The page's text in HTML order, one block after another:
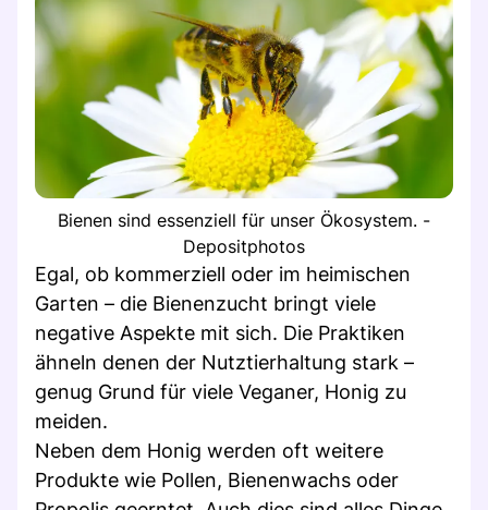
Bienen sind essenziell für unser Ökosystem. -
Depositphotos
Egal, ob kommerziell oder im heimischen
Garten – die Bienenzucht bringt viele
negative Aspekte mit sich. Die Praktiken
ähneln denen der Nutztierhaltung stark –
genug Grund für viele Veganer, Honig zu
meiden.
Neben dem Honig werden oft weitere
Produkte wie Pollen, Bienenwachs oder